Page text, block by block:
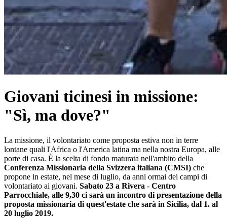
Giovani ticinesi in missione:
"Sì, ma dove?"
La missione, il volontariato come proposta estiva non in terre
lontane quali l'Africa o l'America latina ma nella nostra Europa, alle
porte di casa. È la scelta di fondo maturata nell'ambito della
Conferenza Missionaria della Svizzera italiana (CMSI) che
propone in estate, nel mese di luglio, da anni ormai dei campi di
volontariato ai giovani. Sabato 23 a Rivera - Centro
Parrocchiale, alle 9,30 ci sarà un incontro di presentazione della
proposta missionaria di quest'estate che sarà in Sicilia, dal 1. al
20 luglio 2019.